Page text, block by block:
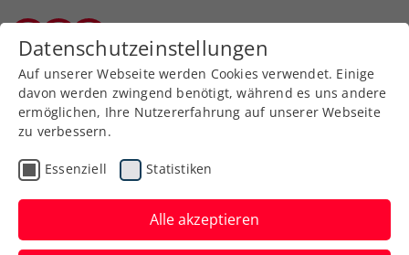
Zurück zur Newsübersicht
Wobecare® CBD Aktiv
Creme ist neuer ÖTV-
Partner
Leistungssteigerung erfolgt über Training
Datenschutzeinstellungen
Auf unserer Webseite werden Cookies verwendet. Einige
davon werden zwingend benötigt, während es uns andere
ermöglichen, Ihre Nutzererfahrung auf unserer Webseite
zu verbessern.
Essenziell Statistiken
Alle akzeptieren